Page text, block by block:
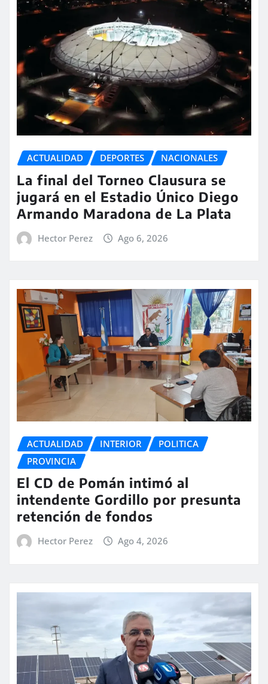
ACTUALIDAD DEPORTES NACIONALES
La final del Torneo Clausura se
jugará en el Estadio Único Diego
Armando Maradona de La Plata
Hector Perez Ago 6, 2026
ACTUALIDAD INTERIOR
POLITICA
PROVINCIA
El CD de Pomán intimó al
intendente Gordillo por presunta
retención de fondos
Hector Perez Ago 4, 2026